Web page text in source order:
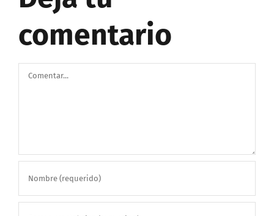
comentario
Comentar